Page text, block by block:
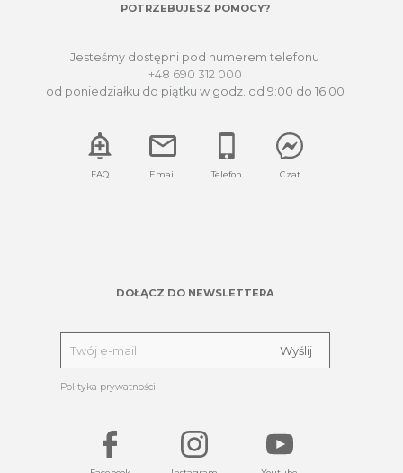
POTRZEBUJESZ POMOCY?
Jesteśmy dostępni pod numerem telefonu
+48 690 312 000
od poniedziałku do piątku w godz. od 9:00 do 16:00
FAQ Email Telefon Czat
DOŁĄCZ DO NEWSLETTERA
Polityka prywatności